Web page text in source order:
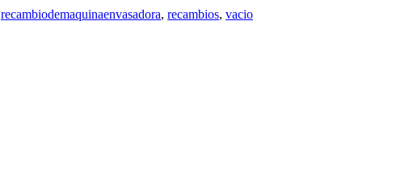
recambiodemaquinaenvasadora, recambios, vacio